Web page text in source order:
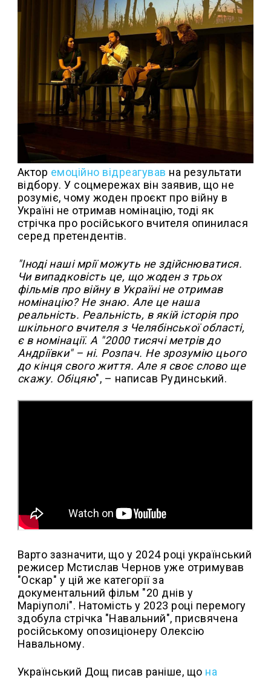
Актор емоційно відреагував на результати
відбору. У соцмережах він заявив, що не
розуміє, чому жоден проєкт про війну в
Україні не отримав номінацію, тоді як
стрічка про російського вчителя опинилася
серед претендентів.
"Іноді наші мрії можуть не здійснюватися.
Чи випадковість це, що жоден з трьох
фільмів про війну в Україні не отримав
номінацію? Не знаю. Але це наша
реальність. Реальність, в якій історія про
шкільного вчителя з Челябінської області,
є в номінації. А "2000 тисячі метрів до
Андріївки" – ні. Розпач. Не зрозумію цього
до кінця свого життя. Але я своє слово ще
скажу. Обіцяю", – написав Рудинський.
Варто зазначити, що у 2024 році український
режисер Мстислав Чернов уже отримував
"Оскар" у цій же категорії за
документальний фільм "20 днів у
Маріуполі". Натомість у 2023 році перемогу
здобула стрічка "Навальний", присвячена
російському опозиціонеру Олексію
Навальному.
Український Дощ писав раніше, що на